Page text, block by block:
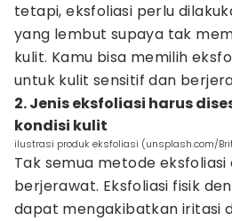
tetapi, eksfoliasi perlu
yang lembut supaya tak
kulit. Kamu bisa memilih
untuk kulit sensitif dan
2. Jenis eksfoliasi harus
kondisi kulit
ilustrasi produk eksfoliasi (unsplash.com/
Tak semua metode
berjerawat. Eksfoliasi fisik
dapat mengakibatkan iritasi